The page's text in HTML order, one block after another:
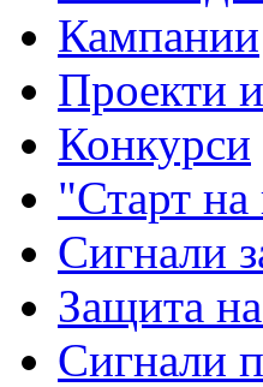
Кампании
Проекти
Конкурси
"Старт на
Сигнали
Защита